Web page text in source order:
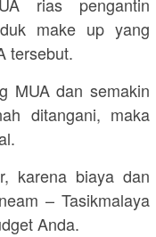
make up yang
tersebut.
MUA dan semakin
ditangani, maka
karena biaya dan
– Tasikmalaya
Anda.